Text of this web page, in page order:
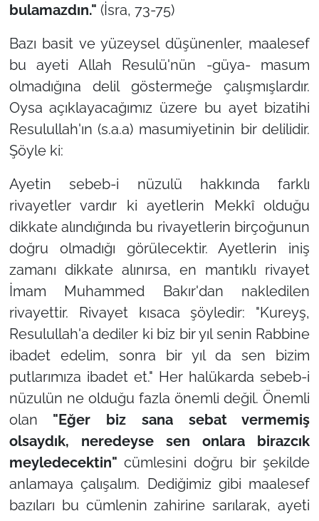
bulamazdın." (İsra, 73-75)
Bazı basit ve yüzeysel düşünenler, maalesef
bu ayeti Allah Resulü'nün -güya- masum
olmadığına delil göstermeğe çalışmışlardır.
Oysa açıklayacağımız üzere bu ayet bizatihi
Resulullah'ın (s.a.a) masumiyetinin bir delilidir.
Şöyle ki:
Ayetin sebeb-i nüzulü hakkında farklı
rivayetler vardır ki ayetlerin Mekkî olduğu
dikkate alındığında bu rivayetlerin birçoğunun
doğru olmadığı görülecektir. Ayetlerin iniş
zamanı dikkate alınırsa, en mantıklı rivayet
İmam Muhammed Bakır'dan nakledilen
rivayettir. Rivayet kısaca şöyledir: "Kureyş,
Resulullah'a dediler ki biz bir yıl senin Rabbine
ibadet edelim, sonra bir yıl da sen bizim
putlarımıza ibadet et." Her halükarda sebeb-i
nüzulün ne olduğu fazla önemli değil. Önemli
olan
"Eğer biz sana sebat vermemiş
olsaydık, neredeyse sen onlara birazcık
meyledecektin" cümlesini doğru bir şekilde
anlamaya çalışalım. Dediğimiz gibi maalesef
bazıları bu cümlenin zahirine sarılarak, ayeti